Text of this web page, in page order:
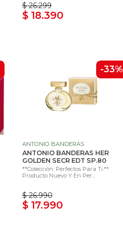
$ 26.299
$ 18.390
-33%
ANTONIO BANDERAS
ANTONIO BANDERAS HER
GOLDEN SECR EDT SP.80
**Colección: Perfectos Para Ti.**
Producto Nuevo Y En Per...
$ 26.990
$ 17.990